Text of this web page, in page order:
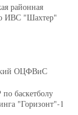
г., г. Речица, ул.
г., г. Могилев,
районная
"Шахтер"
ОЦФВиС
баскетболу
"Горизонт"-1